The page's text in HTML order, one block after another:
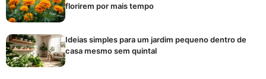
florirem por mais tempo
Ideias simples para um jardim pequeno dentro de
casa mesmo sem quintal